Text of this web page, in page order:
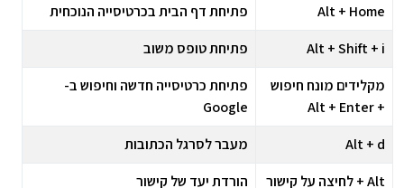
Alt + Home
פתיחת דף הבית בכרטיסייה הנוכחית
Alt + Shift + i
פתיחת טופס משוב
מקלידים מונח חיפוש
+ Alt + Enter
פתיחת כרטיסייה חדשה וחיפוש ב-
Google
Alt + d
מעבר לסרגל הכתובות
Alt + לחיצה על קישור
הורדת יעד של קישור